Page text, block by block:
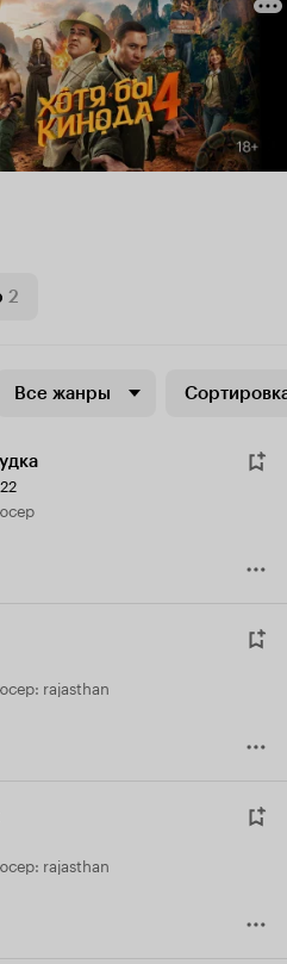
2
Все жанры
rajasthan
rajasthan